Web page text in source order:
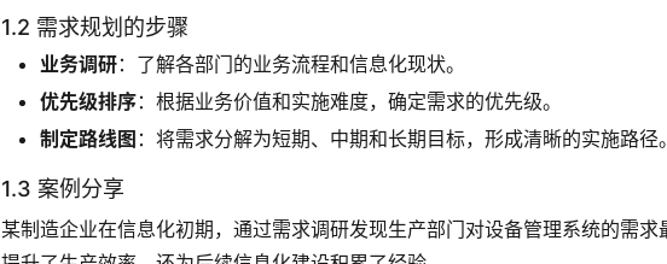
1.2 需求规划的步骤
业务调研：了解各部门的业务流程和信息化现状。
优先级排序：根据业务价值和实施难度，确定需求的优先级。
制定路线图 ：将需求分解为短期、中期和长期目标，形成清晰的实施路径。
1.3 案例分享
某制造企业在信息化初期，通过需求调研发现生产部门对设备管理系统的需